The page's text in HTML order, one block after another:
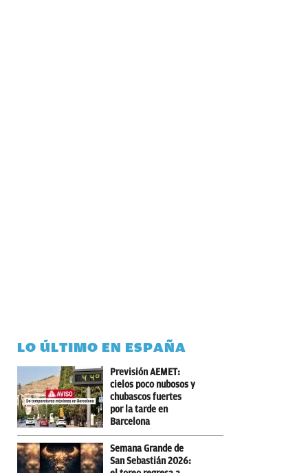
LO ÚLTIMO EN ESPAÑA
Previsión AEMET:
cielos poco nubosos y
chubascos fuertes
por la tarde en
Barcelona
Semana Grande de
San Sebastián 2026: